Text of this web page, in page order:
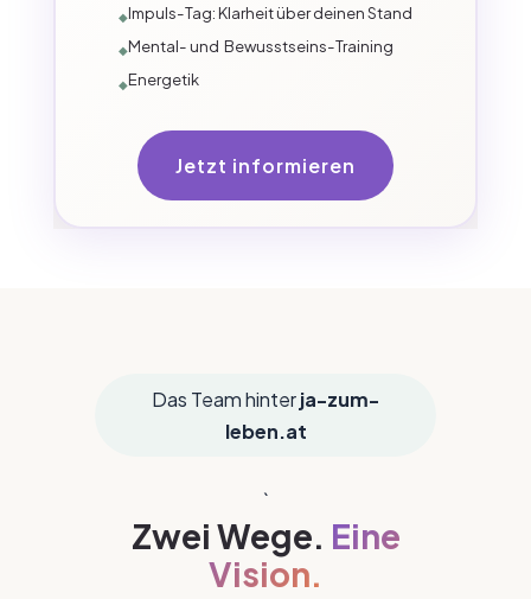
Impuls-Tag: Klarheit über deinen Stand
Mental- und Bewusstseins-Training
Energetik
Jetzt informieren
Das Team hinterja-zum-
leben.at
`
Zwei Wege. Eine
Vision.